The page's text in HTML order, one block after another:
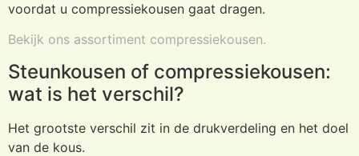
voordat u compressiekousen gaat dragen.
Bekijk ons assortiment compressiekousen.
Steunkousen of compressiekousen:
wat is het verschil?
Het grootste verschil zit in de drukverdeling en het doel
van de kous.